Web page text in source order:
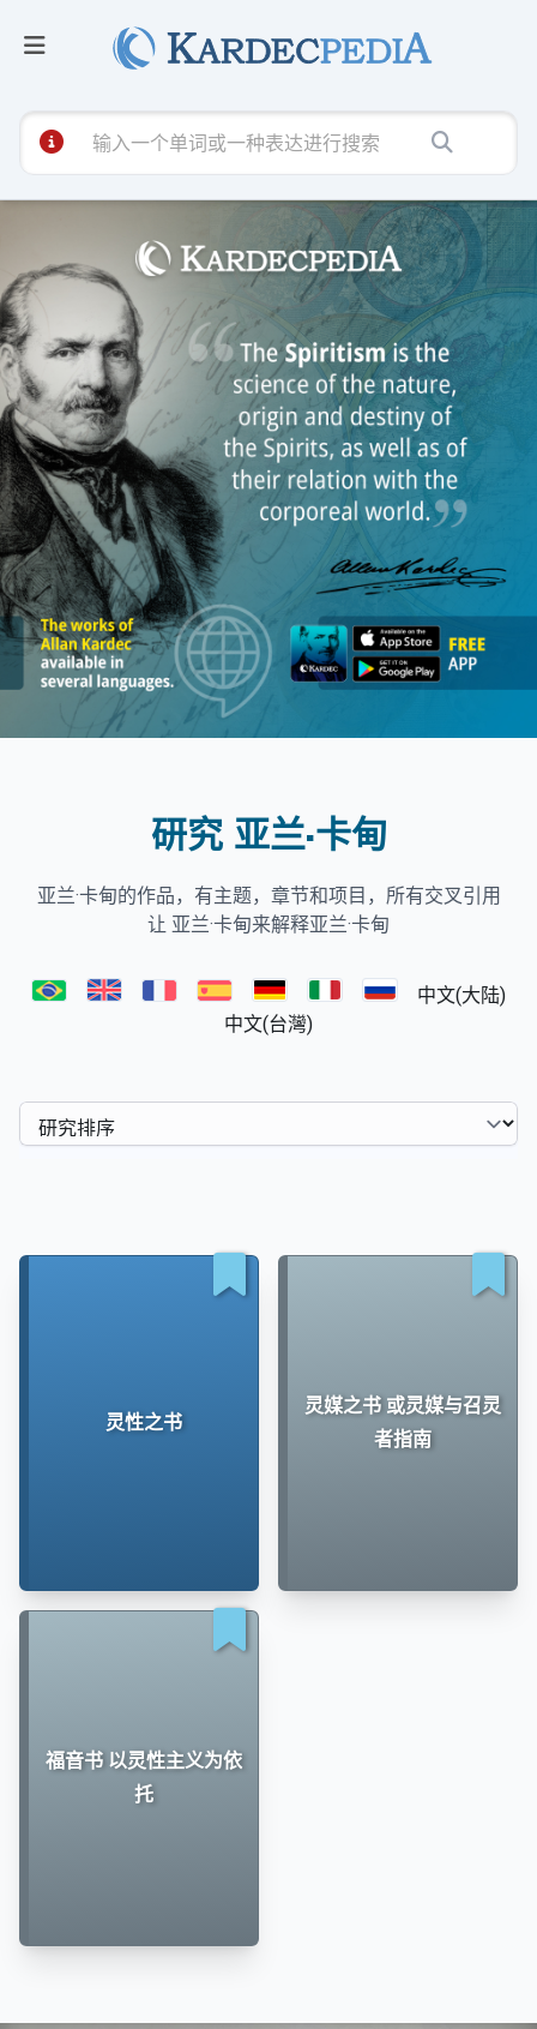
研究 亚兰·卡甸
亚兰·卡甸的作品，有主题，章节和项目，所有交叉引用
让 亚兰·卡甸来解释亚兰·卡甸
中文(大陆)
中文(台灣)
灵性之书
灵媒之书 或灵媒与召灵
者指南
福音书 以灵性主义为依
托